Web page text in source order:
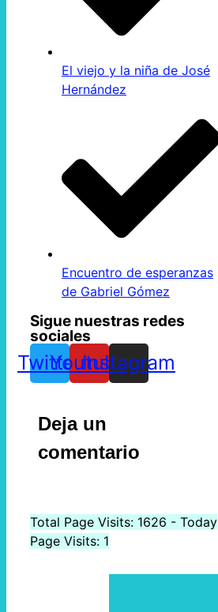
El viejo y la niña de José
Hernández
Encuentro de esperanzas
de Gabriel Gómez
Sigue nuestras redes
sociales
TwitterYoutube
Instagram
Deja un
comentario
Total Page Visits: 1626 - Today
Page Visits: 1